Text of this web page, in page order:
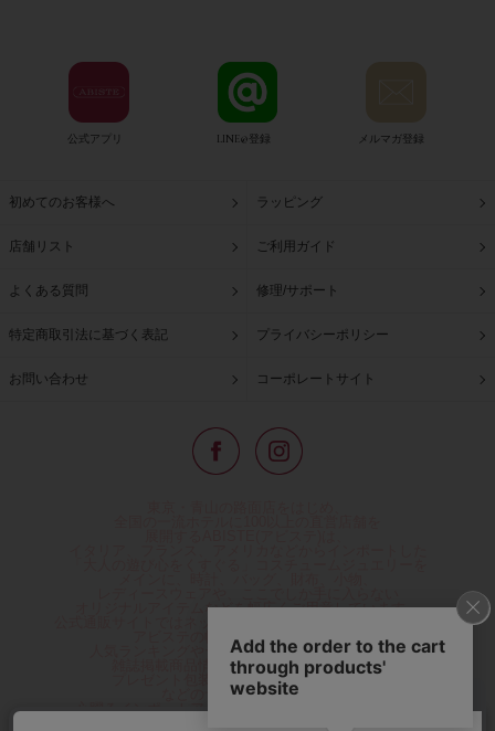
公式アプリ LINE@登録 メルマガ登録
初めてのお客様へ ラッピング
店舗リスト ご利用ガイド
よくある質問 修理/サポート
特定商取引法に基づく表記 プライバシーポリシー
お問い合わせ コーポレートサイト
オリジナルアイテムなどを幅広くご用意しています。
アビステの幅広い商品を取り揃え、
人気ランキングやテレビなどメディア着用商品、
雑誌掲載商品情報を紹介するコンテンツ、
プレゼント包装無料や独自のポイント還元
などのサービスをご提供。
心躍るインポートアクセサリーや時計、小物などで、